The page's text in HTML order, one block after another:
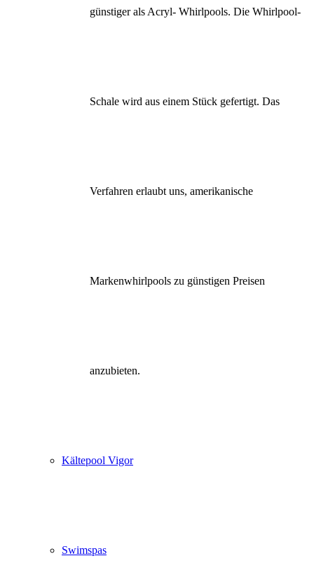
günstiger als Acryl- Whirlpools. Die Whirlpool-
Schale wird aus einem Stück gefertigt. Das
Verfahren erlaubt uns, amerikanische
Markenwhirlpools zu günstigen Preisen
anzubieten.
Kältepool Vigor
Swimspas